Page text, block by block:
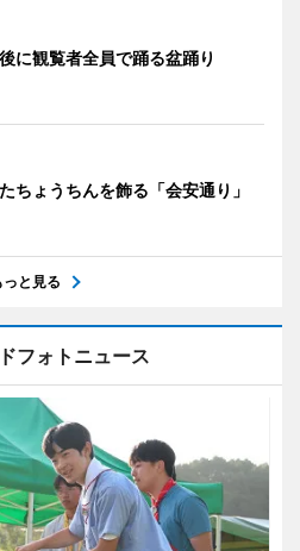
に観覧者全員で踊る盆踊り
ちょうちんを飾る「会安通り」
っと見る
フォトニュース